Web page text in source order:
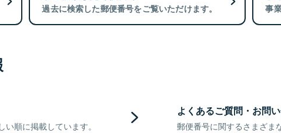
過去に検索した郵便番号をご覧いただけます。 事
順に掲載しています。
よくあるご質問・お問
郵便番号に関するさまざま